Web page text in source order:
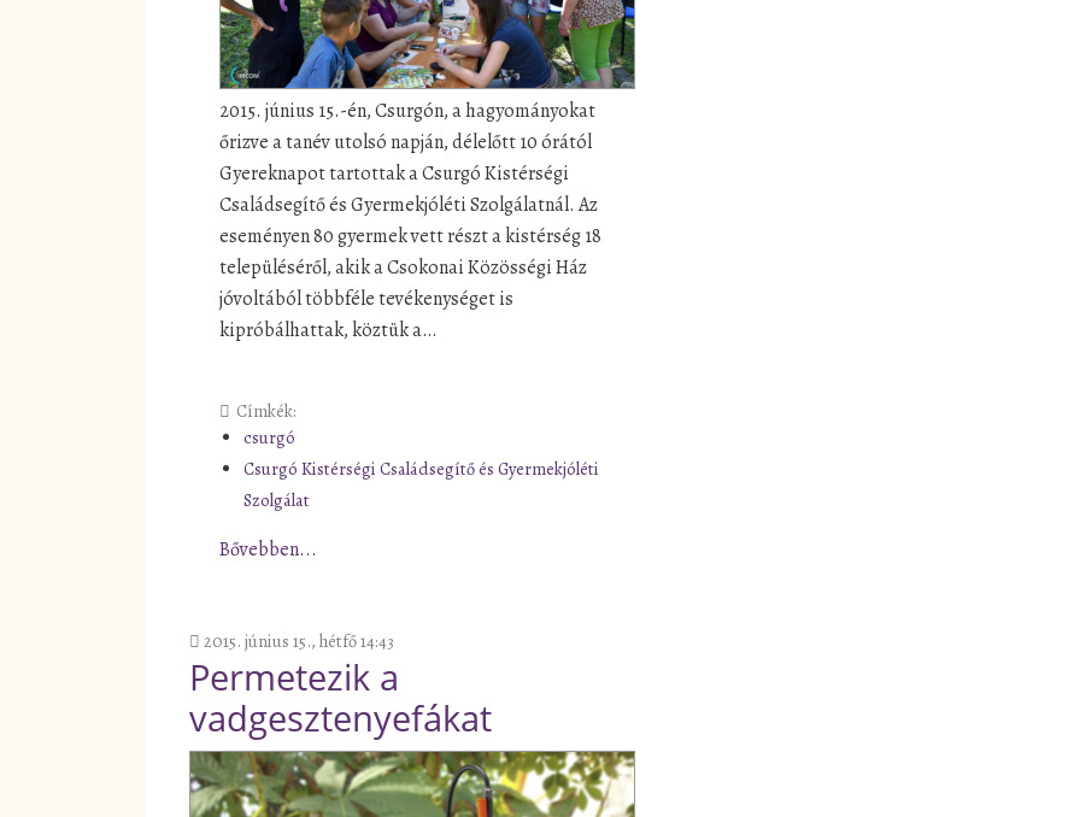
2015. június 15.-én, Csurgón, a hagyományokat
őrizve a tanév utolsó napján, délelőtt 10 órától
Gyereknapot tartottak a Csurgó Kistérségi
Családsegítő és Gyermekjóléti Szolgálatnál. Az
eseményen 80 gyermek vett részt a kistérség 18
településéről, akik a Csokonai Közösségi Ház
jóvoltából többféle tevékenységet is
kipróbálhattak, köztük a…
Címkék:
csurgó
Csurgó Kistérségi Családsegítő és Gyermekjóléti
Szolgálat
Bővebben...
2015. június 15., hétfő 14:43
Permetezik a
vadgesztenyefákat